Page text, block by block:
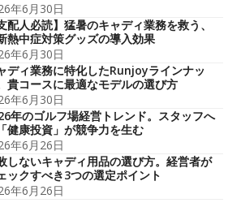
年6月30日
配人必読】猛暑のキャディ業務を救う、
熱中症対策グッズの導入効果
年6月30日
ディ業務に特化したRunjoyラインナッ
貴コースに最適なモデルの選び方
年6月30日
年のゴルフ場経営トレンド。スタッフへ
健康投資」が競争力を生む
年6月26日
しないキャディ用品の選び方。経営者が
ックすべき3つの選定ポイント
年6月26日